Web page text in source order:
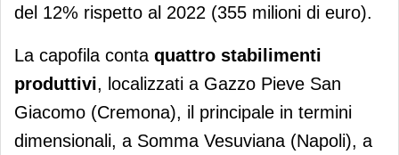
del 12% rispetto al 2022 (355 milioni di euro).
La capofila conta quattro stabilimenti
produttivi, localizzati a Gazzo Pieve San
Giacomo (Cremona), il principale in termini
dimensionali, a Somma Vesuviana (Napoli), a